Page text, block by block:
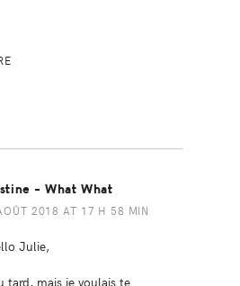
- What What
2018 AT 17 H 58 MIN
Julie,
tard, mais je voulais te